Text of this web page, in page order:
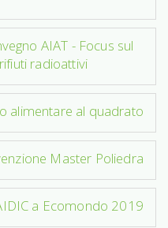
AIAT - Focus sul
radioattivi
alimentare al quadrato
Master Poliedra
a Ecomondo 2019